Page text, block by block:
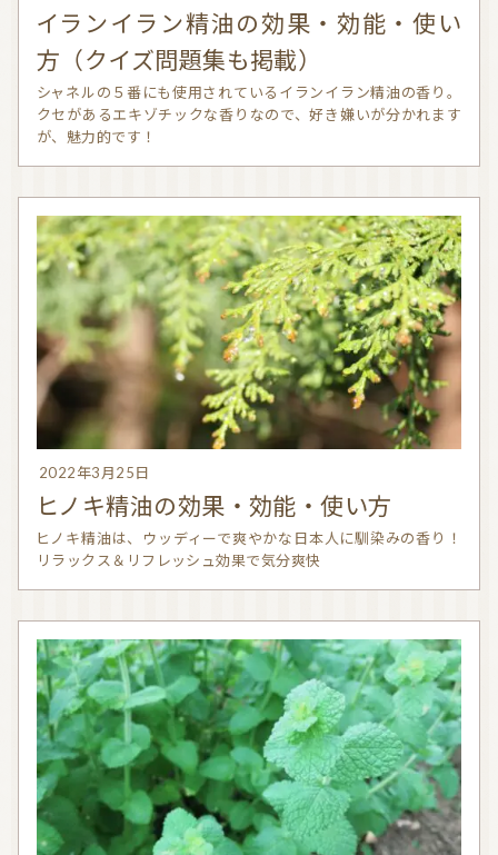
イランイラン精油の効果・効能・使い
方（クイズ問題集も掲載）
シャネルの５番にも使用されているイランイラン精油の香り。
クセがあるエキゾチックな香りなので、好き嫌いが分かれます
が、魅力的です！
2022年3月25日
ヒノキ精油の効果・効能・使い方
ヒノキ精油は、ウッディーで爽やかな日本人に馴染みの香り！
リラックス＆リフレッシュ効果で気分爽快